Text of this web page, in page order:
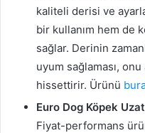
kaliteli derisi ve
bir kullanım hem de
sağlar. Derinin
uyum sağlaması,
hissettirir. Ürünü
Euro Dog Köpek
Fiyat-performans